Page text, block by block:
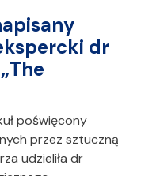
dr
poświęcony
przez sztuczną
udzieliła dr